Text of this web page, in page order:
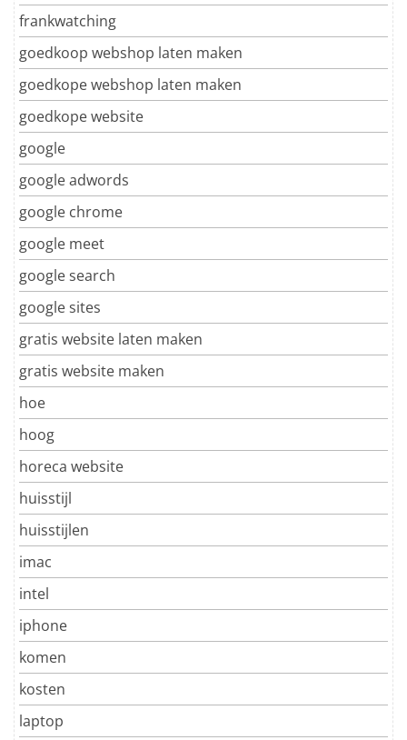
frankwatching
goedkoop webshop laten maken
goedkope webshop laten maken
goedkope website
google
google adwords
google chrome
google meet
google search
google sites
gratis website laten maken
gratis website maken
hoe
hoog
horeca website
huisstijl
huisstijlen
imac
intel
iphone
komen
kosten
laptop